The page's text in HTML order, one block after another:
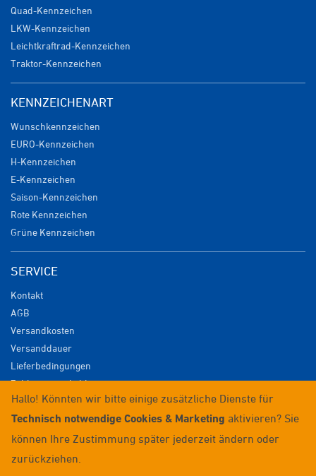
Quad-Kennzeichen
LKW-Kennzeichen
Leichtkraftrad-Kennzeichen
Traktor-Kennzeichen
KENNZEICHENART
Wunschkennzeichen
EURO-Kennzeichen
H-Kennzeichen
E-Kennzeichen
Saison-Kennzeichen
Rote Kennzeichen
Grüne Kennzeichen
SERVICE
Kontakt
AGB
Versandkosten
Versanddauer
Lieferbedingungen
Zahlungsmöglichkeiten
Datenschutz
Impressum
Widerrufsrecht
Anmelden / Registrieren
Hallo! Könnten wir bitte einige zusätzliche Dienste für
Technisch notwendige Cookies & Marketing aktivieren? Sie
können Ihre Zustimmung später jederzeit ändern oder
zurückziehen.